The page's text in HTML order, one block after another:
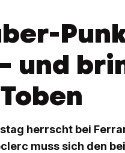
und
herrscht bei
muss sich den